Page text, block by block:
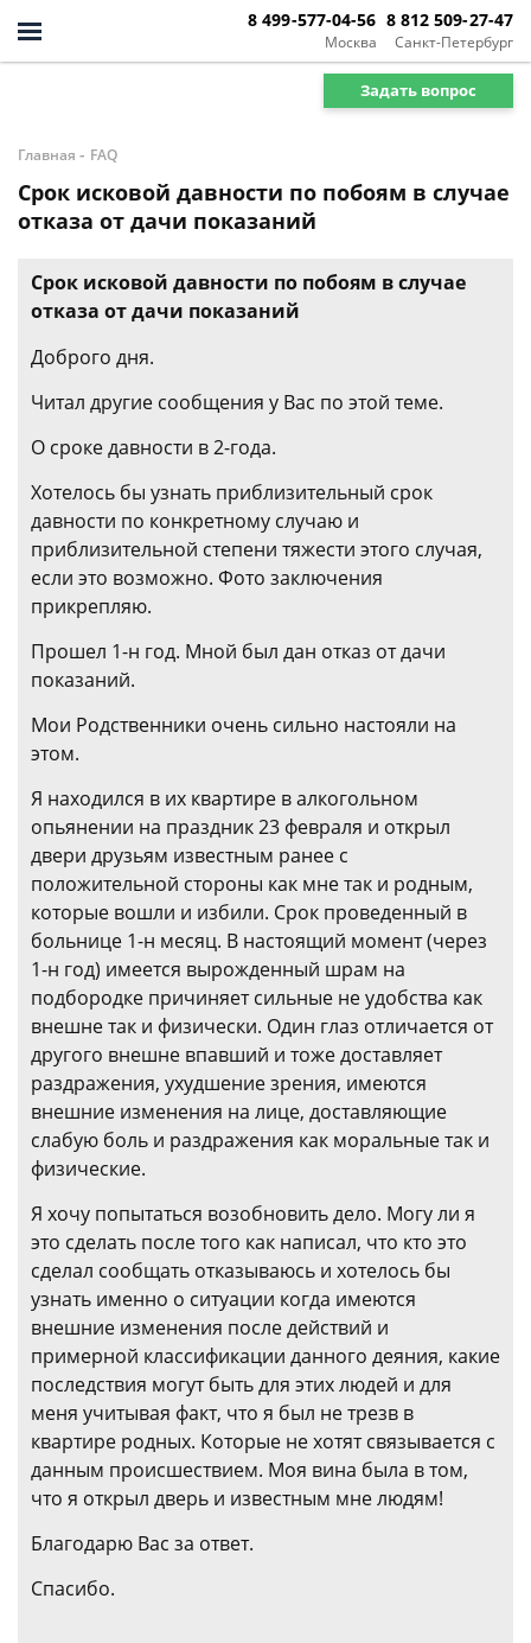
Москва
8 499-577-04-56
Санкт-Петербург
8 812 509-27-47
Задать вопрос
Главная - FAQ
Срок исковой давности по побоям в случае
отказа от дачи показаний
Срок исковой давности по побоям в случае
отказа от дачи показаний
Доброго дня.
Читал другие сообщения у Вас по этой теме.
О сроке давности в 2-года.
Хотелось бы узнать приблизительный срок
давности по конкретному случаю и
приблизительной степени тяжести этого случая,
если это возможно. Фото заключения
прикрепляю.
Прошел 1-н год. Мной был дан отказ от дачи
показаний.
Мои Родственники очень сильно настояли на
этом.
Я находился в их квартире в алкогольном
опьянении на праздник 23 февраля и открыл
двери друзьям известным ранее с
положительной стороны как мне так и родным,
которые вошли и избили. Срок проведенный в
больнице 1-н месяц. В настоящий момент (через
1-н год) имеется вырожденный шрам на
подбородке причиняет сильные не удобства как
внешне так и физически. Один глаз отличается от
другого внешне впавший и тоже доставляет
раздражения, ухудшение зрения, имеются
внешние изменения на лице, доставляющие
слабую боль и раздражения как моральные так и
физические.
Я хочу попытаться возобновить дело. Могу ли я
это сделать после того как написал, что кто это
сделал сообщать отказываюсь и хотелось бы
узнать именно о ситуации когда имеются
внешние изменения после действий и
примерной классификации данного деяния, какие
последствия могут быть для этих людей и для
меня учитывая факт, что я был не трезв в
квартире родных. Которые не хотят связывается с
данным происшествием. Моя вина была в том,
что я открыл дверь и известным мне людям!
Благодарю Вас за ответ.
Спасибо.